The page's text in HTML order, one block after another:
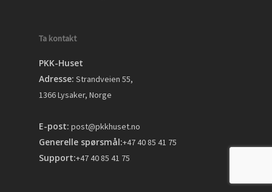
Ta kontakt
PKK-Huset
Adresse: Strandveien 55,
1366 Lysaker, Norge
E-post: post@pkkhuset.no
Generelle spørsmål:+47 40 85 41 75
Support:+47 40 85 41 75